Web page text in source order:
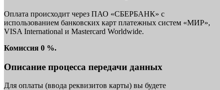
Оплата происходит через ПАО «СБЕРБАНК» с
использованием банковских карт платежных систем «МИР»,
VISA International и Mastercard Worldwide.
Комиссия 0 %.
Описание процесса передачи данных
Для оплаты (ввода реквизитов карты) вы будете